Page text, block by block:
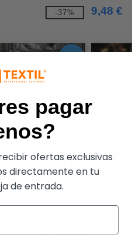
-37% 9,48 €
- Camiseta
Larga Para Mujer
Tee Jays
de Manga
11,52 €
pagar
ofertas exclusivas
directamente en tu
de entrada.